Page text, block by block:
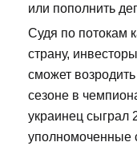
или пополнить
Судя по потокам
страну,
сможет
сезоне в
украинец сыграл
уполномоченные